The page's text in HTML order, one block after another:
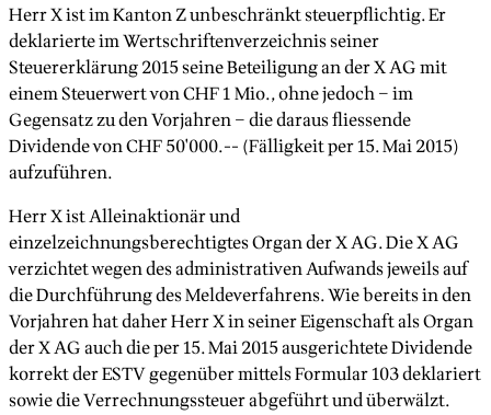
Herr X ist im Kanton Z unbeschränkt steuerpflichtig. Er
deklarierte im Wertschriftenverzeichnis seiner
Steuererklärung 2015 seine Beteiligung an der X AG mit
einem Steuerwert von CHF 1 Mio., ohne jedoch – im
Gegensatz zu den Vorjahren – die daraus fliessende
Dividende von CHF 50'000.-- (Fälligkeit per 15. Mai 2015)
aufzuführen.
Herr X ist Alleinaktionär und
einzelzeichnungsberechtigtes Organ der X AG. Die X AG
verzichtet wegen des administrativen Aufwands jeweils auf
die Durchführung des Meldeverfahrens. Wie bereits in den
Vorjahren hat daher Herr X in seiner Eigenschaft als Organ
der X AG auch die per 15. Mai 2015 ausgerichtete Dividende
korrekt der ESTV gegenüber mittels Formular 103 deklariert
sowie die Verrechnungssteuer abgeführt und überwälzt.